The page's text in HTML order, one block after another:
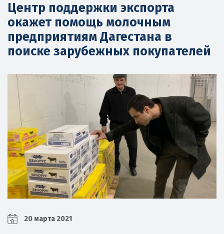
Центр поддержки экспорта
окажет помощь молочным
предприятиям Дагестана в
поиске зарубежных покупателей
20 марта 2021